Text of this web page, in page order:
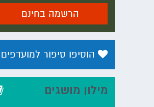
הרשמה בחינם
הוסיפו סיפור למועדפים
מילון מושגים